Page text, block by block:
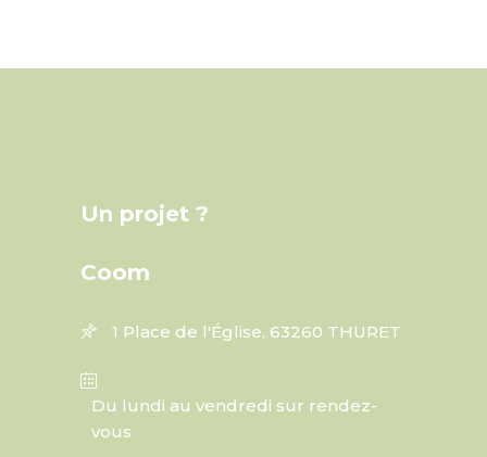
Un projet ?
Coom
1 Place de l'Église, 63260 THURET
Du lundi au vendredi sur rendez-
vous